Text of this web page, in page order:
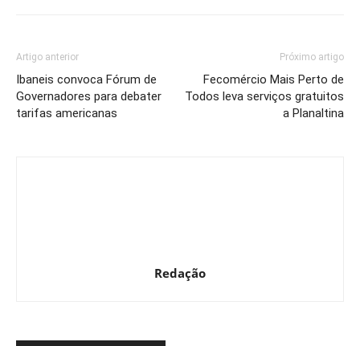
Artigo anterior
Ibaneis convoca Fórum de
Governadores para debater
tarifas americanas
Próximo artigo
Fecomércio Mais Perto de
Todos leva serviços gratuitos
a Planaltina
Redação